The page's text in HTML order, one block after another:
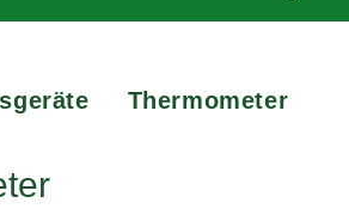
Thermometer